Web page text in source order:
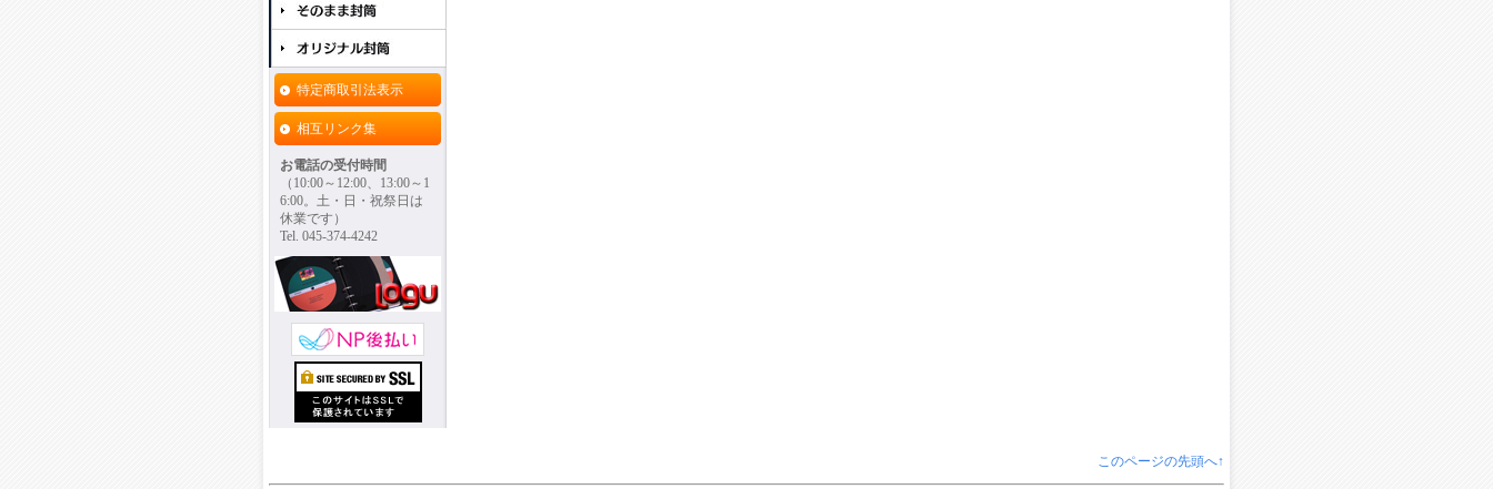
特定商取引法表示
相互リンク集
お電話の受付時間
（10:00～12:00、13:00～1
6:00。土・日・祝祭日は
休業です）
Tel. 045-374-4242
このページの先頭へ↑